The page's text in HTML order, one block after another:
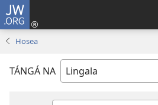
JW.ORG
Hosea
TÁNGÁ NA